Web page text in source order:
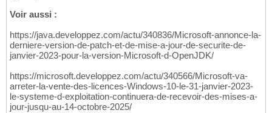
Voir aussi :
https://java.developpez.com/actu/340836/Microsoft-annonce-la-
derniere-version-de-patch-et-de-mise-a-jour-de-securite-de-
janvier-2023-pour-la-version-Microsoft-d-OpenJDK/
https://microsoft.developpez.com/actu/340566/Microsoft-va-
arreter-la-vente-des-licences-Windows-10-le-31-janvier-2023-
le-systeme-d-exploitation-continuera-de-recevoir-des-mises-a-
jour-jusqu-au-14-octobre-2025/